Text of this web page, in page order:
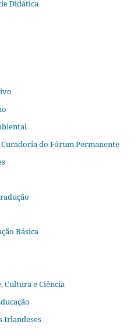
Didática
do Fórum Permanente
Básica
Cultura e Ciência
Irlandeses